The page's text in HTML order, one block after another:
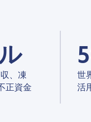
、凍
正資金
世
活